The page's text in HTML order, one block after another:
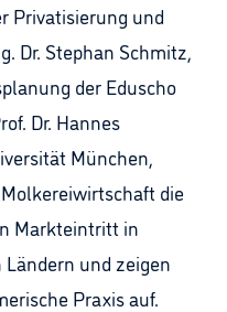
Privatisierung und
Dr. Stephan Schmitz,
der Eduscho
Dr. Hannes
München,
die
Markteintritt in
und zeigen
Praxis auf.